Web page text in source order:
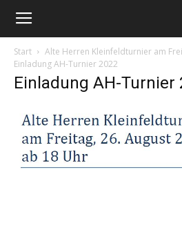
Start
Alte Herren Kleinfeldturnier am
Einladung AH-Turnier 2022
Einladung AH-Turnier